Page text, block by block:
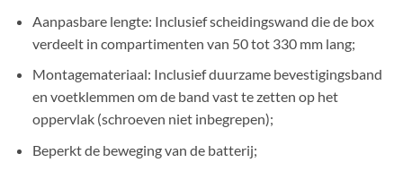
Aanpasbare lengte: Inclusief scheidingswand die de box
verdeelt in compartimenten van 50 tot 330 mm lang;
Montagemateriaal: Inclusief duurzame bevestigingsband
en voetklemmen om de band vast te zetten op het
oppervlak (schroeven niet inbegrepen);
Beperkt de beweging van de batterij;